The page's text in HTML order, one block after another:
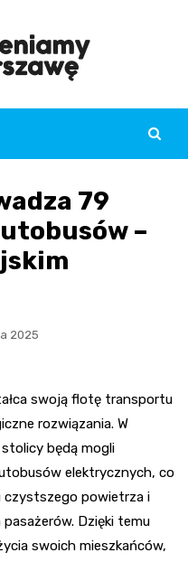
79
–
2025
swoją flotę transportu
rozwiązania. W
będą mogli
elektrycznych, co
czystszego powietrza i
Dzięki temu
swoich mieszkańców,